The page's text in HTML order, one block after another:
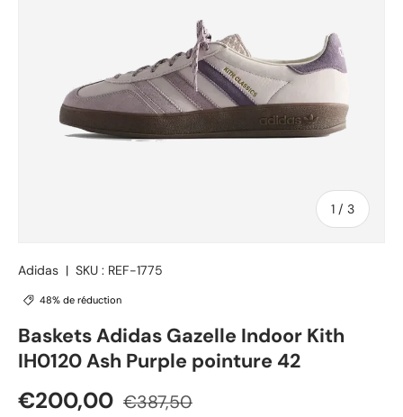
1 / de
3
Adidas | SKU : REF-1775
48% de réduction
Baskets Adidas Gazelle Indoor Kith
IH0120 Ash Purple pointure 42
Prix soldé
€200,00 Prix habituel
€387,50